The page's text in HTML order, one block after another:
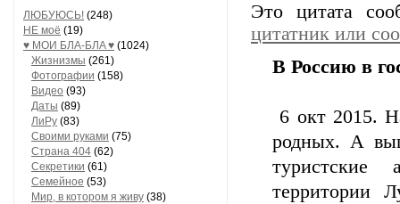
ЛЮБУЮСЬ! (248)
НЕ моё (19)
♥ МОИ БЛA-БЛA ♥ (1024)
Жизнизмы (261)
Фотографии (158)
Видео (93)
Даты (89)
ЛиРу (83)
Своими руками (75)
Страна 404 (62)
Секретики (61)
Семейное (53)
Мир, в котором я живу (38)
Это цитата
цитатник или
В Россию в
6 окт 2015.
родных. А
туристские
территории